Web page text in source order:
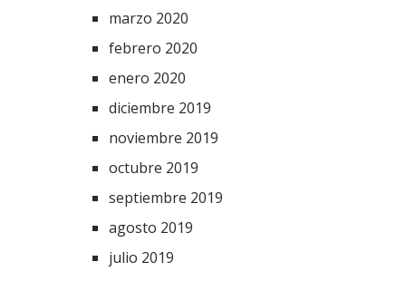
marzo 2020
febrero 2020
enero 2020
diciembre 2019
noviembre 2019
octubre 2019
septiembre 2019
agosto 2019
julio 2019